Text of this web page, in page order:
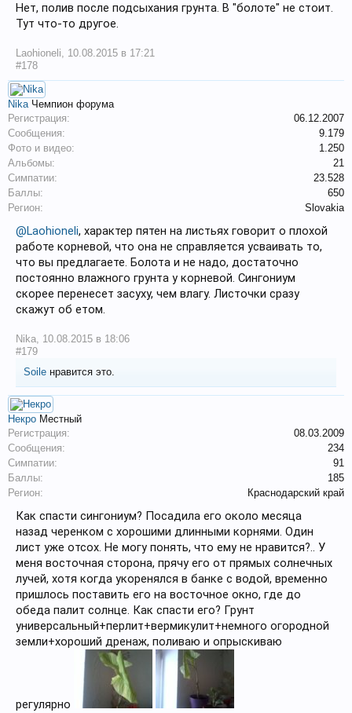
Нет, полив после подсыхания грунта. В "болоте" не стоит.
Тут что-то другое.
Laohioneli, 10.08.2015 в 17:21
#178
Nika Чемпион форума
Регистрация:
06.12.2007
Сообщения:
9.179
Фото и видео:
1.250
Альбомы:
21
Симпатии:
23.528
Баллы:
650
Регион:
Slovakia
@Laohioneli, характер пятен на листьях говорит о плохой
работе корневой, что она не справляется усваивать то,
что вы предлагаете. Болота и не надо, достаточно
постоянно влажного грунта у корневой. Сингониум
скорее перенесет засуху, чем влагу. Листочки сразу
скажут об етом.
Nika, 10.08.2015 в 18:06
#179
Soile нравится это.
Некро Местный
Регистрация:
08.03.2009
Сообщения:
234
Симпатии:
91
Баллы:
185
Регион:
Краснодарский край
Как спасти сингониум? Посадила его около месяца
назад черенком с хорошими длинными корнями. Один
лист уже отсох. Не могу понять, что ему не нравится?.. У
меня восточная сторона, прячу его от прямых солнечных
лучей, хотя когда укоренялся в банке с водой, временно
пришлось поставить его на восточное окно, где до
обеда палит солнце. Как спасти его? Грунт
универсальный+перлит+вермикулит+немного огородной
земли+хороший дренаж, поливаю и опрыскиваю
регулярно